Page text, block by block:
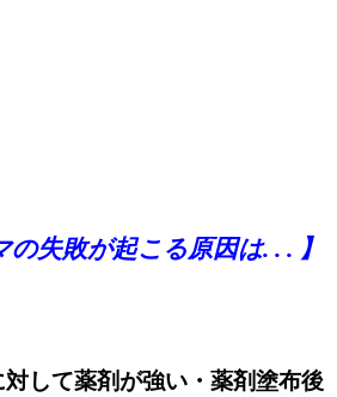
の失敗が起こる原因は. . . 】
して薬剤が強い・薬剤塗布後